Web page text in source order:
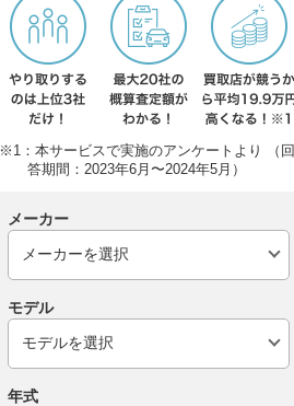
※1：本サービスで実施のアンケートより （回
答期間：2023年6月〜2024年5月）
メーカー
モデル
年式